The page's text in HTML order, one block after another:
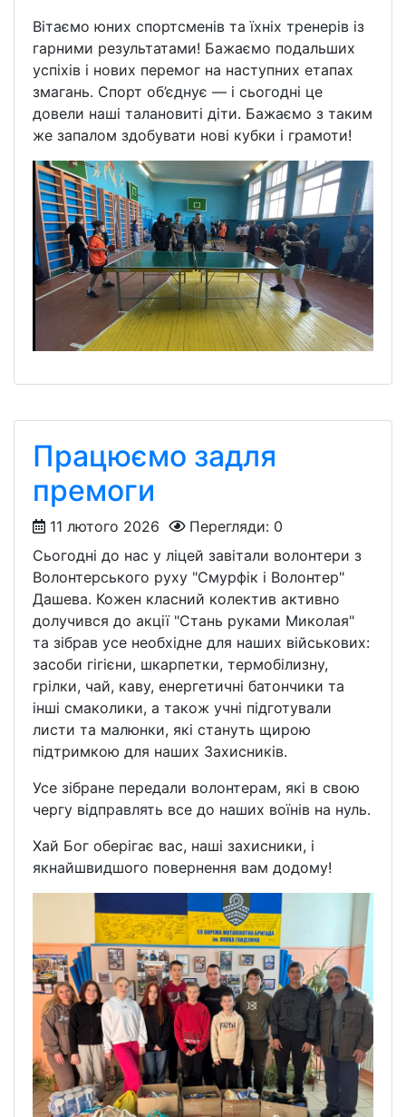
Вітаємо юних спортсменів та їхніх тренерів із
гарними результатами! Бажаємо подальших
успіхів і нових перемог на наступних етапах
змагань. Спорт об’єднує — і сьогодні це
довели наші талановиті діти. Бажаємо з таким
же запалом здобувати нові кубки і грамоти!
Працюємо задля
премоги
11 лютого 2026
Перегляди: 0
Сьогодні до нас у ліцей завітали волонтери з
Волонтерського руху "Смурфік і Волонтер"
Дашева. Кожен класний колектив активно
долучився до акції "Стань руками Миколая"
та зібрав усе необхідне для наших військових:
засоби гігієни, шкарпетки, термобілизну,
грілки, чай, каву, енергетичні батончики та
інші смаколики, а також учні підготували
листи та малюнки, які стануть щирою
підтримкою для наших Захисників.
Усе зібране передали волонтерам, які в свою
чергу відправлять все до наших воїнів на нуль.
Хай Бог оберігає вас, наші захисники, і
якнайшвидшого повернення вам додому!